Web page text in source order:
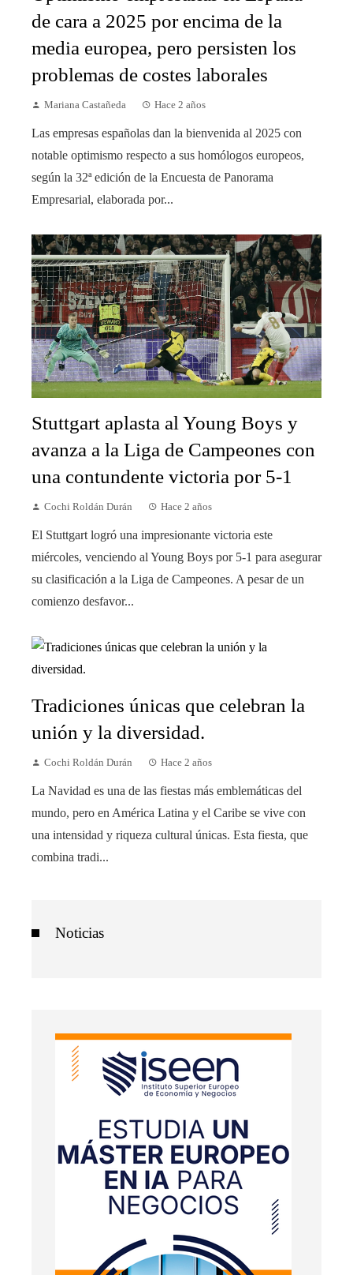
de cara a 2025 por encima de la
media europea, pero persisten los
problemas de costes laborales
Mariana Castañeda Hace 2 años
Las empresas españolas dan la bienvenida al 2025 con
notable optimismo respecto a sus homólogos europeos,
según la 32ª edición de la Encuesta de Panorama
Empresarial, elaborada por...
Stuttgart aplasta al Young Boys y
avanza a la Liga de Campeones con
una contundente victoria por 5-1
Cochi Roldán Durán Hace 2 años
El Stuttgart logró una impresionante victoria este
miércoles, venciendo al Young Boys por 5-1 para asegurar
su clasificación a la Liga de Campeones. A pesar de un
comienzo desfavor...
Tradiciones únicas que celebran la
unión y la diversidad.
Cochi Roldán Durán Hace 2 años
La Navidad es una de las fiestas más emblemáticas del
mundo, pero en América Latina y el Caribe se vive con
una intensidad y riqueza cultural únicas. Esta fiesta, que
combina tradi...
Noticias